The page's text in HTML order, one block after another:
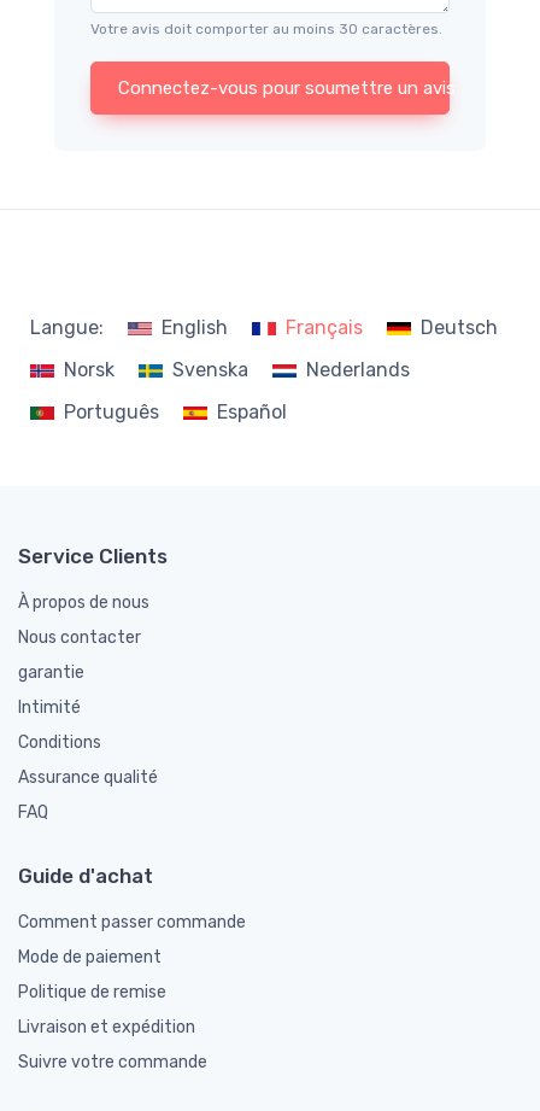
Votre avis doit comporter au moins 30 caractères.
Connectez-vous pour soumettre un avis
Langue: English Français
Deutsch
Norsk
Svenska
Nederlands
Português
Español
Service Clients
À propos de nous
Nous contacter
garantie
Intimité
Conditions
Assurance qualité
FAQ
Guide d'achat
Comment passer commande
Mode de paiement
Politique de remise
Livraison et expédition
Suivre votre commande